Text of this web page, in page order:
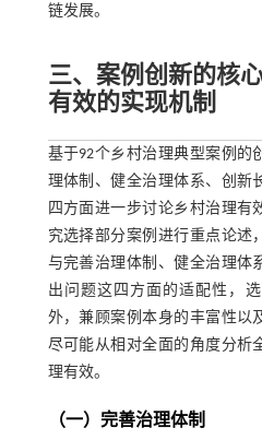
链发展。
三、案例创新的核
有效的实现机制
基于92个乡村治理典型案例的
理体制、健全治理体系、创新
四方面进一步讨论乡村治理有
究选择部分案例进行重点论述
与完善治理体制、健全治理体
出问题这四方面的适配性，
外，兼顾案例本身的丰富性以
尽可能从相对全面的角度分析
理有效。
（一）完善治理体制